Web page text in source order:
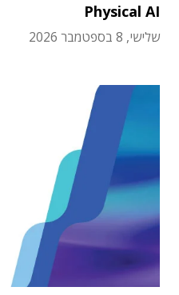
Physical AI
שלישי, 8 בספטמבר 2026